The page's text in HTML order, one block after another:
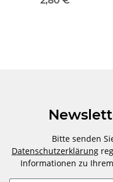
Bitte senden
Datenschutzerklärung
Informationen zu